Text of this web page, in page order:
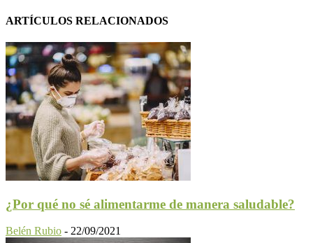
ARTÍCULOS RELACIONADOS
¿Por qué no sé alimentarme de manera saludable?
Belén Rubio - 22/09/2021